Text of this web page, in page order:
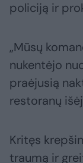
policiją ir
„Mūsų
nukentėjo
praėjusią
restoranų
Kritęs
traumą ir